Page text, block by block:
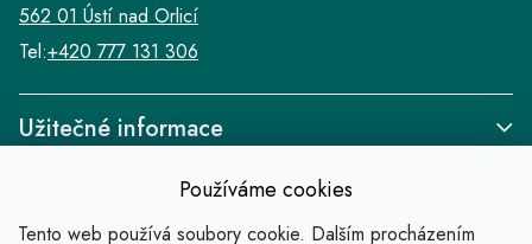
Používáme cookies
Tento web používá soubory cookie. Dalším procházením
Užitečné informace
562 01 Ústí nad Orlicí
Tel:+420 777 131 306